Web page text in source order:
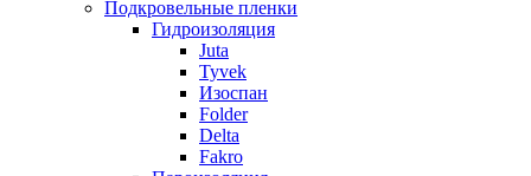
Подкровельные пленки
Гидроизоляция
Juta
Tyvek
Изоспан
Folder
Delta
Fakro